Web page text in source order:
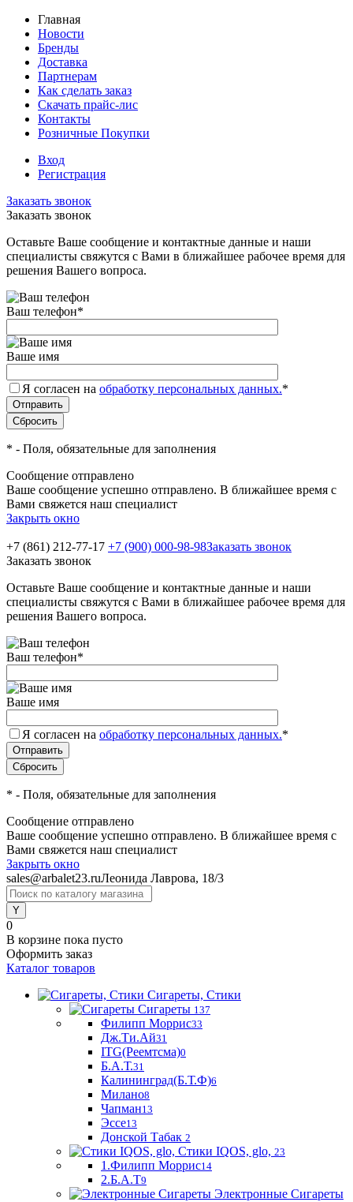
Главная
Новости
Бренды
Доставка
Партнерам
Как сделать заказ
Скачать прайс-лис
Контакты
Розничные Покупки
Вход
Регистрация
Заказать звонок
Заказать звонок
Оставьте Ваше сообщение и контактные данные и наши
специалисты свяжутся с Вами в ближайшее рабочее время для
решения Вашего вопроса.
Ваш телефон*
Ваше имя
Я согласен на обработку персональных данных.*
* - Поля, обязательные для заполнения
Сообщение отправлено
Ваше сообщение успешно отправлено. В ближайшее время с
Вами свяжется наш специалист
Закрыть окно
+7 (861) 212-77-17 +7 (900) 000-98-98Заказать звонок
Заказать звонок
Оставьте Ваше сообщение и контактные данные и наши
специалисты свяжутся с Вами в ближайшее рабочее время для
решения Вашего вопроса.
Ваш телефон*
Ваше имя
Я согласен на обработку персональных данных.*
* - Поля, обязательные для заполнения
Сообщение отправлено
Ваше сообщение успешно отправлено. В ближайшее время с
Вами свяжется наш специалист
Закрыть окно
sales@arbalet23.ruЛеонида Лаврова, 18/3
0
В корзине пока пусто
Оформить заказ
Каталог товаров
Сигареты, Стики
Сигареты 137
Филипп Моррис33
Дж.Ти.Ай31
ITG(Реемтсма)0
Б.А.Т.31
Калининград(Б.Т.Ф)6
Милано8
Чапман13
Эссе13
Донской Табак 2
Стики IQOS, glo, 23
1.Филипп Моррис14
2.Б.А.Т9
Электронные Сигареты